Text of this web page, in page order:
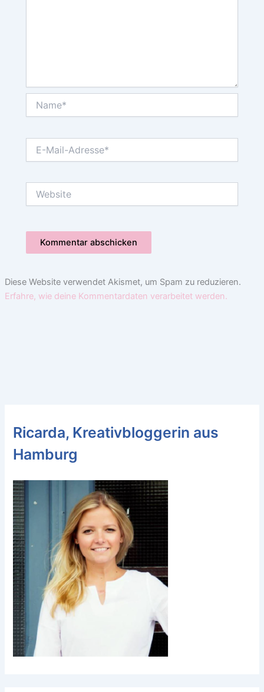
Mail-
Diese Website verwendet Akismet, um Spam zu reduzieren.
Erfahre, wie deine Kommentardaten verarbeitet werden.
Ricarda, Kreativbloggerin aus
Hamburg